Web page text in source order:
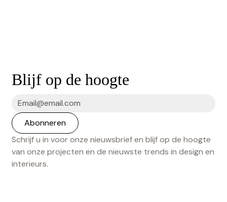
Blijf op de hoogte
Schrijf u in voor onze nieuwsbrief en blijf op de hoogte
van onze projecten en de nieuwste trends in design en
interieurs.